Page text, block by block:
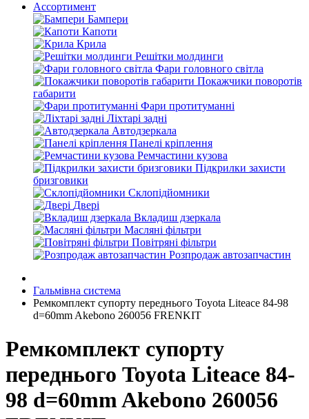
Ассортимент
Бампери
Капоти
Крила
Решітки молдинги
Фари головного світла
Покажчики поворотів
габарити
Фари протитуманні
Ліхтарі задні
Автодзеркала
Панелі кріплення
Ремчастини кузова
Підкрилки захисти
бризговики
Склопідйомники
Двері
Вкладиш дзеркала
Масляні фільтри
Повітряні фільтри
Розпродаж автозапчастин
Гальмівна система
Ремкомплект супорту переднього Toyota Liteace 84-98
d=60mm Akebono 260056 FRENKIT
Ремкомплект супорту
переднього Toyota Liteace 84-
98 d=60mm Akebono 260056